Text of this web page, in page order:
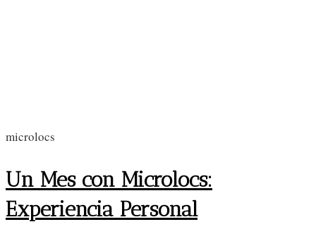
microlocs
Un Mes con Microlocs:
Experiencia Personal